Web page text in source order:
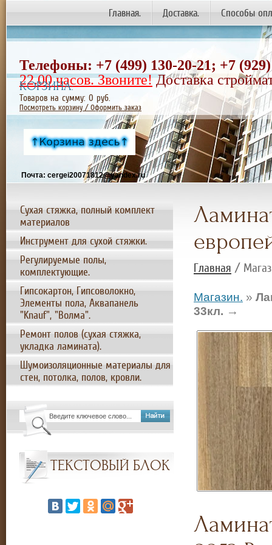
Телефоны: +7 (499) 130-20-21; +7
22.00 часов. Звоните! Доставка
Почта: cergei20071812@yandex.ru
КОРЗИНА:
Товаров на сумму: 0 руб.
Посмотреть корзину / Оформить заказ
Главная. Доставка. Способы
Сухая стяжка, полный комплект
материалов
Инструмент для сухой стяжки.
Регулируемые полы,
комплектующие.
Гипсокартон, Гипсоволокно,
Элементы пола, Аквапанель
"Knauf", "Волма".
Ремонт полов (сухая стяжка,
укладка ламината).
Шумоизоляционные материалы для
стен, потолка, полов, кровли.
ТЕКСТОВЫЙ БЛОК
Главная /
Магазин. »
33кл. →